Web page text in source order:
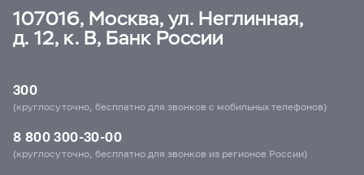
107016, Москва, ул. Неглинная,
д. 12, к. В, Банк России
300
(круглосуточно, бесплатно для звонков с мобильных телефонов)
8 800 300-30-00
(круглосуточно, бесплатно для звонков из регионов России)